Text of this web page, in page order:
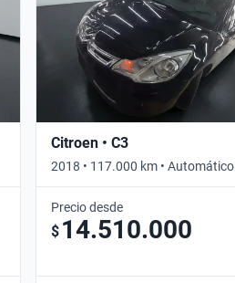
Citroen • C3
2018 • 117.000 km • Automático
Precio desde
$ 14.510.000